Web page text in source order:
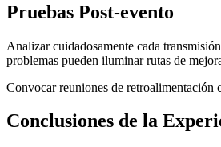
Pruebas Post-evento
Analizar cuidadosamente cada
problemas pueden iluminar rutas de
Convocar reuniones de
Conclusiones de la